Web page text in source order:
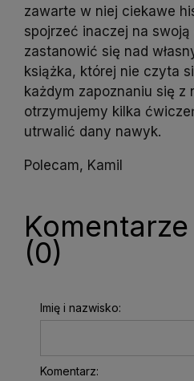
zawarte w niej ciekawe
spojrzeć inaczej na
zastanowić się nad
książka, której nie czyta
każdym zapoznaniu się z
otrzymujemy kilka
utrwalić dany nawyk.
Polecam, Kamil
(0)
Imię i nazwisko:
Komentarz: